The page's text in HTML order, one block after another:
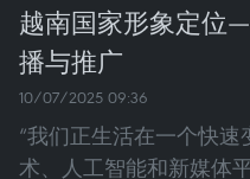
越南国家形象定位
播与推广
10/07/2025 09:36
“我们正生活在一个快
术、人工智能和新媒体